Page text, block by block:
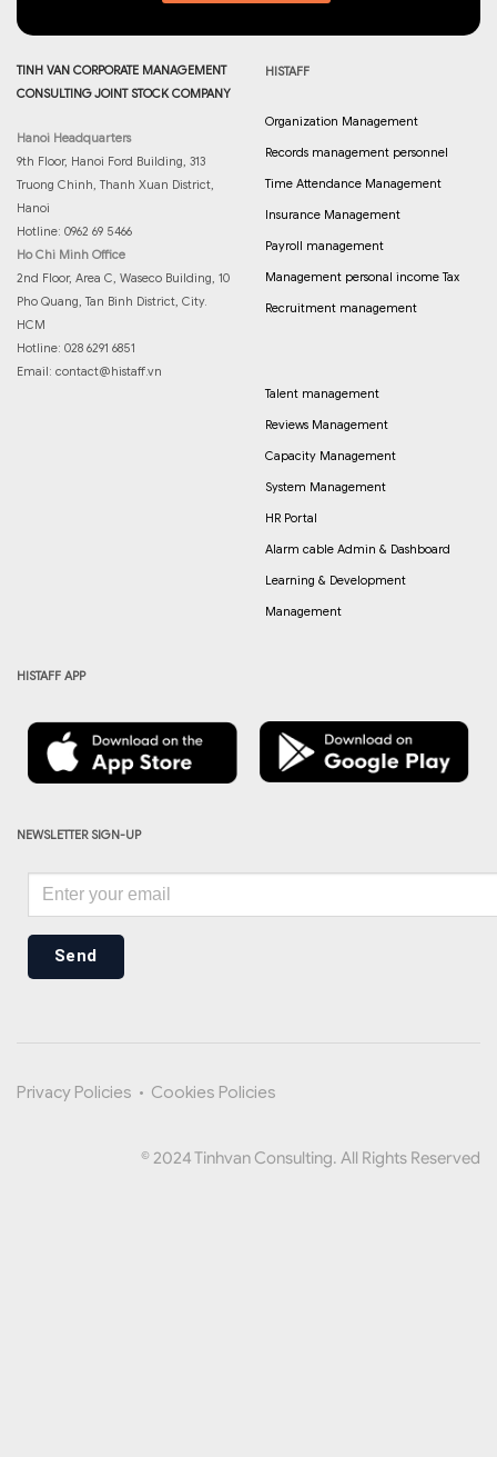
TINH VAN CORPORATE MANAGEMENT
CONSULTING JOINT STOCK COMPANY
Hanoi Headquarters
9th Floor, Hanoi Ford Building, 313
Truong Chinh, Thanh Xuan District,
Hanoi
Hotline: 0962 69 5466
Ho Chi Minh Office
2nd Floor, Area C, Waseco Building, 10
Pho Quang, Tan Binh District, City.
HCM
Hotline: 028 6291 6851
Email: contact@histaff.vn
HISTAFF
Organization Management
Records management personnel
Time Attendance Management
Insurance Management
Payroll management
Management personal income Tax
Recruitment management
Talent management
Reviews Management
Capacity Management
System Management
HR Portal
Alarm cable Admin & Dashboard
Learning & Development
Management
HISTAFF APP
NEWSLETTER SIGN-UP
Send
Privacy Policies • Cookies Policies
© 2024 Tinhvan Consulting. All Rights Reserved